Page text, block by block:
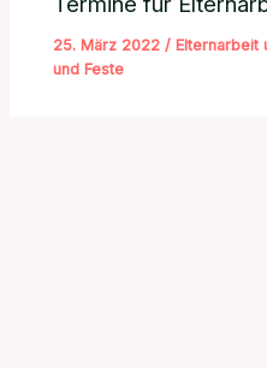
25. März 2022 / Elternarbeit
und Feste